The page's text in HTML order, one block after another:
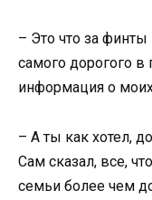
– Это что за
самого дорогого в
информация о
– А ты как хотел,
Сам сказал, все,
семьи более чем